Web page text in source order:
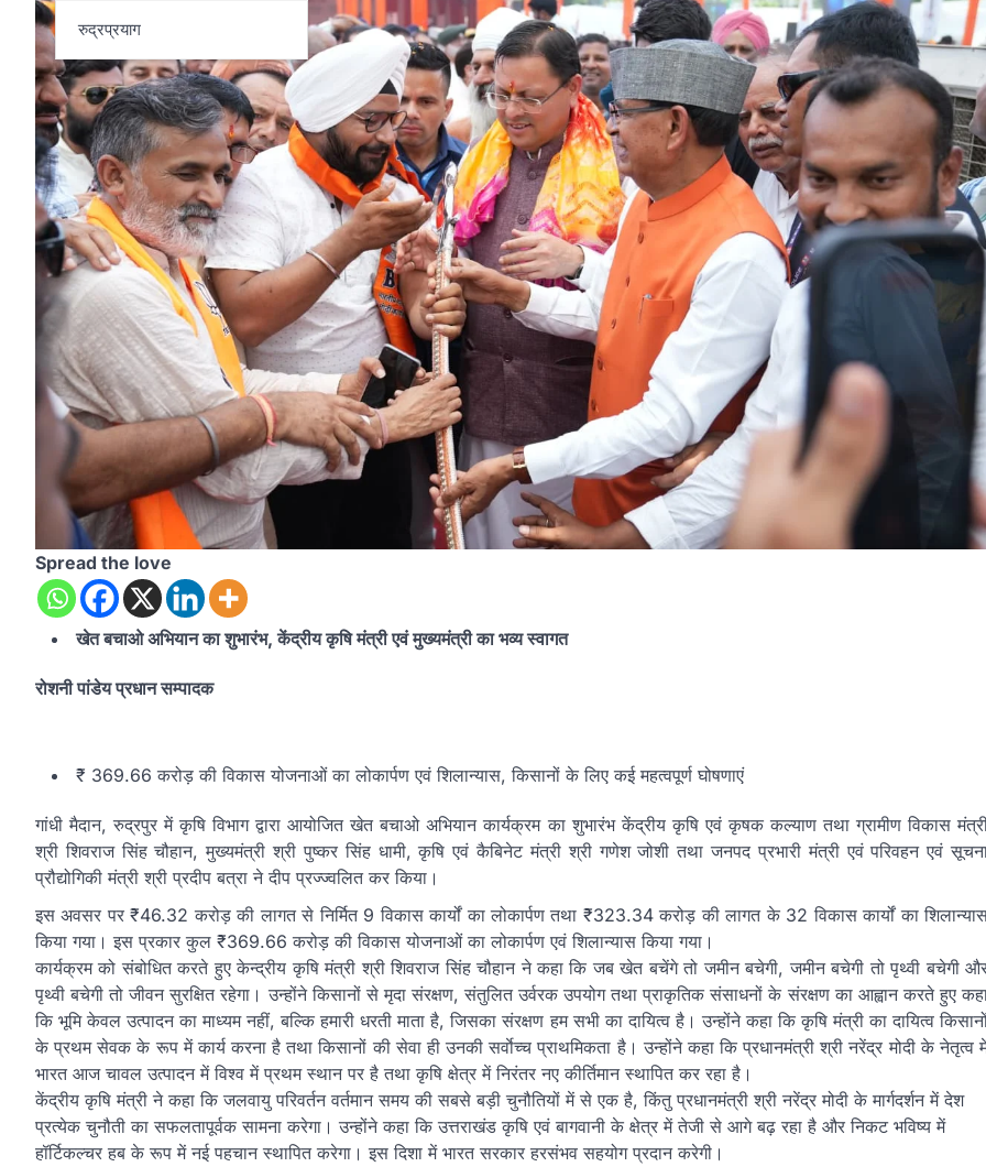
रुद्रप्रयाग
Spread the love
खेत बचाओ अभियान का शुभारंभ, केंद्रीय कृषि मंत्री एवं मुख्यमंत्री का भव्य स्वागत
रोशनी पांडेय प्रधान सम्पादक
₹ 369.66 करोड़ की विकास योजनाओं का लोकार्पण एवं शिलान्यास, किसानों के लिए कई महत्वपूर्ण घोषणाएं
गांधी मैदान, रुद्रपुर में कृषि विभाग द्वारा आयोजित खेत बचाओ अभियान कार्यक्रम का शुभारंभ केंद्रीय कृषि एवं कृषक कल्याण तथा ग्रामीण विकास
श्री शिवराज सिंह चौहान, मुख्यमंत्री श्री पुष्कर सिंह धामी, कृषि एवं कैबिनेट मंत्री श्री गणेश जोशी तथा जनपद प्रभारी मंत्री एवं परिवहन एवं
प्रौद्योगिकी मंत्री श्री प्रदीप बत्रा ने दीप प्रज्ज्वलित कर किया।
इस अवसर पर ₹46.32 करोड़ की लागत से निर्मित 9 विकास कार्यों का लोकार्पण तथा ₹323.34 करोड़ की लागत के 32 विकास कार्यों का
किया गया। इस प्रकार कुल ₹369.66 करोड़ की विकास योजनाओं का लोकार्पण एवं शिलान्यास किया गया।
कार्यक्रम को संबोधित करते हुए केन्द्रीय कृषि मंत्री श्री शिवराज सिंह चौहान ने कहा कि जब खेत बचेंगे तो जमीन बचेगी, जमीन बचेगी तो पृथ्वी बचेगी
पृथ्वी बचेगी तो जीवन सुरक्षित रहेगा। उन्होंने किसानों से मृदा संरक्षण, संतुलित उर्वरक उपयोग तथा प्राकृतिक संसाधनों के संरक्षण का आह्वान करते हुए
कि भूमि केवल उत्पादन का माध्यम नहीं, बल्कि हमारी धरती माता है, जिसका संरक्षण हम सभी का दायित्व है। उन्होंने कहा कि कृषि मंत्री का दायित्व
के प्रथम सेवक के रूप में कार्य करना है तथा किसानों की सेवा ही उनकी सर्वाेच्च प्राथमिकता है। उन्होंने कहा कि प्रधानमंत्री श्री नरेंद्र मोदी के नेतृत्व
भारत आज चावल उत्पादन में विश्व में प्रथम स्थान पर है तथा कृषि क्षेत्र में निरंतर नए कीर्तिमान स्थापित कर रहा है।
केंद्रीय कृषि मंत्री ने कहा कि जलवायु परिवर्तन वर्तमान समय की सबसे बड़ी चुनौतियों में से एक है, किंतु प्रधानमंत्री श्री नरेंद्र मोदी के मार्गदर्शन में देश
प्रत्येक चुनौती का सफलतापूर्वक सामना करेगा। उन्होंने कहा कि उत्तराखंड कृषि एवं बागवानी के क्षेत्र में तेजी से आगे बढ़ रहा है और निकट भविष्य में
हॉर्टिकल्चर हब के रूप में नई पहचान स्थापित करेगा। इस दिशा में भारत सरकार हरसंभव सहयोग प्रदान करेगी।